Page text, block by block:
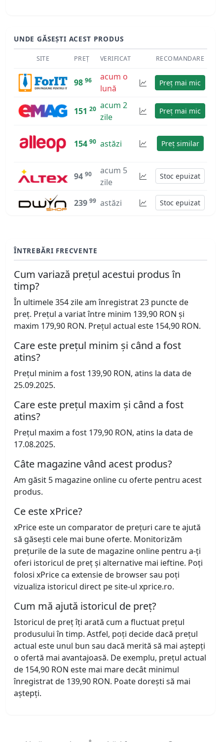
UNDE GĂSEȘTI ACEST PRODUS
SITE PREȚ VERIFICAT RECOMANDARE
98 96
acum o
lună
Preț mai mic
151 20 acum 2
zile
Preț mai mic
154 90 astăzi Preț similar
94 90
acum 5
zile
Stoc epuizat
239 99 astăzi Stoc epuizat
ÎNTREBĂRI FRECVENTE
Cum variază prețul acestui produs în
timp?
În ultimele 354 zile am înregistrat 23 puncte de
preț. Prețul a variat între minim 139,90 RON și
maxim 179,90 RON. Prețul actual este 154,90 RON.
Care este prețul minim și când a fost
atins?
Prețul minim a fost 139,90 RON, atins la data de
25.09.2025.
Care este prețul maxim și când a fost
atins?
Prețul maxim a fost 179,90 RON, atins la data de
17.08.2025.
Câte magazine vând acest produs?
Am găsit 5 magazine online cu oferte pentru acest
produs.
Ce este xPrice?
xPrice este un comparator de prețuri care te ajută
să găsești cele mai bune oferte. Monitorizăm
prețurile de la sute de magazine online pentru a-ți
oferi istoricul de preț și alternative mai ieftine. Poți
folosi xPrice ca extensie de browser sau poți
vizualiza istoricul direct pe site-ul xprice.ro.
Cum mă ajută istoricul de preț?
Istoricul de preț îți arată cum a fluctuat prețul
produsului în timp. Astfel, poți decide dacă prețul
actual este unul bun sau dacă merită să mai aștepți
o ofertă mai avantajoasă. De exemplu, prețul actual
de 154,90 RON este mai mare decât minimul
înregistrat de 139,90 RON. Poate dorești să mai
aștepți.